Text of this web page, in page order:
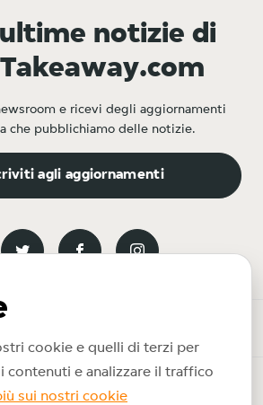
notizie di
e ricevi degli aggiornamenti
che pubblichiamo delle notizie.
agli aggiornamenti
cookie e quelli di terzi per
contenuti e analizzare il traffico
sui nostri cookie